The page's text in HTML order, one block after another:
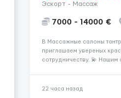
Эскорт - Массаж
7000 - 14000 €
В Массажные салоны
приглашаем увереных
сотрудничеству. 💫
заработная плата 💚Мы
22 часа назад